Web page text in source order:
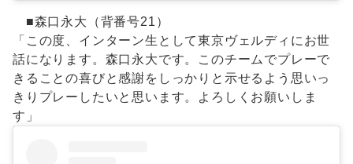
■森口永大（背番号21）
「この度、インターン生として東京ヴェルディにお世
話になります。森口永大です。このチームでプレーで
きることの喜びと感謝をしっかりと示せるよう思いっ
きりプレーしたいと思います。よろしくお願いしま
す」